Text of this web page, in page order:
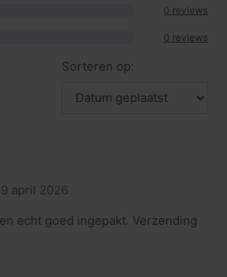
0 reviews
0 reviews
Sorteren op:
9 april 2026
echt goed ingepakt. Verzending